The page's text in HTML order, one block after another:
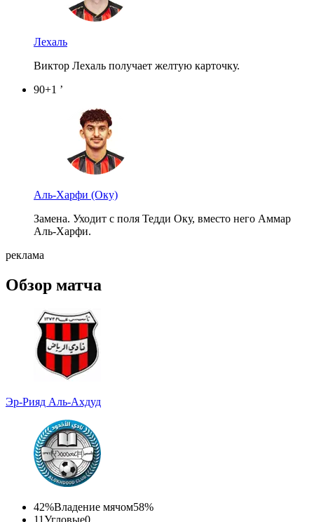
Лехаль
Виктор Лехаль получает желтую карточку.
90+1 ’
Аль-Харфи (Оку)
Замена. Уходит с поля Тедди Оку, вместо него Аммар
Аль-Харфи.
реклама
Обзор матча
Эр-Рияд Аль-Ахдуд
42%Владение мячом58%